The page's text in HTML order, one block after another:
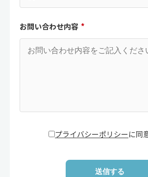
お問い合わせ内容 *
プライバシーポリシーに同
送信する